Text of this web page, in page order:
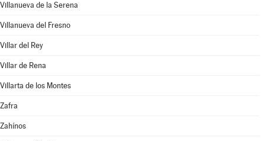
Villanueva de la Serena
Villanueva del Fresno
Villar del Rey
Villar de Rena
Villarta de los Montes
Zafra
Zahínos